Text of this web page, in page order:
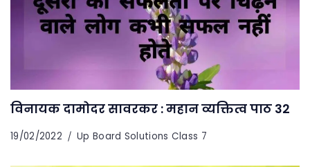
विनायक दामोदर सावरकर : महान व्यक्तित्व पाठ 32
19/02/2022 Up Board Solutions Class 7